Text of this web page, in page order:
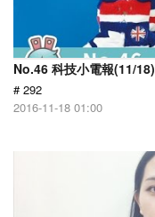
No.46 科技小電報(11/18)
# 292
2016-11-18 01:00